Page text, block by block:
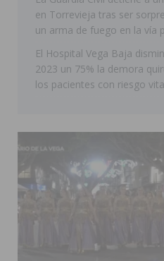
ORIHUELA
en Torrevieja tras ser
un arma de fuego en la vía
El Hospital Vega Baja
2023 un 75% la demora
los pacientes con riesgo